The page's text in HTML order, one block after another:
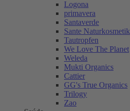
Logona
primavera
Santaverde
Sante Naturkosmetik
Tautropfen
We Love The Planet
Weleda
Mukti Organics
Cattier
GG's True Organics
Trilogy
Zao